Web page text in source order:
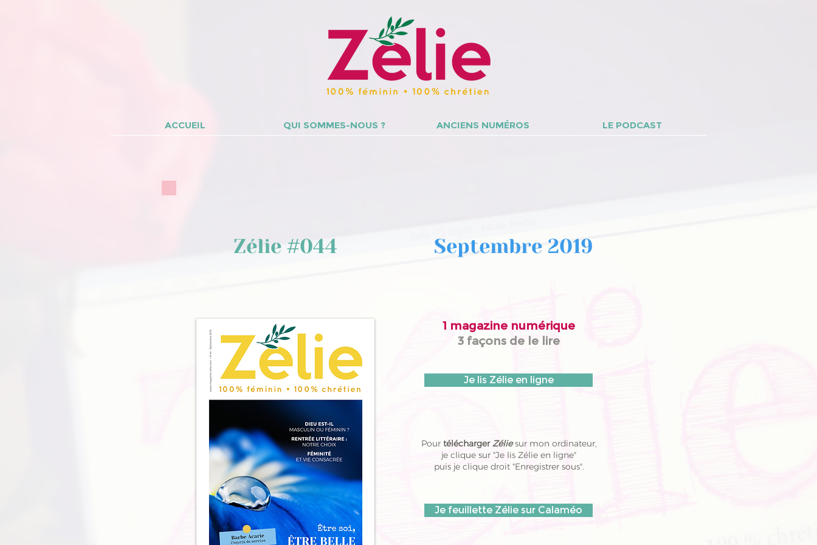
ACCUEIL QUI SOMMES-NOUS ? ANCIENS NUMÉROS LE PODCAST
Zélie #044 Septembre 2019
1 magazine numérique
3 façons de le lire
Je lis Zélie en ligne
PourtéléchargerZélie sur mon ordinateur,
je clique sur "Je lis Zélie en ligne"
puis je clique droit "Enregistrer sous".
Je feuillette Zélie sur Calaméo